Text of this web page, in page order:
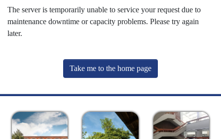
The server is temporarily unable to service your request due to
maintenance downtime or capacity problems. Please try again
later.
Take me to the home page